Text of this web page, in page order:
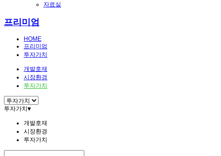
자료실
프리미엄
HOME
프리미엄
투자가치
개발호재
시장환경
투자가치
투자가치▾
개발호재
시장환경
투자가치